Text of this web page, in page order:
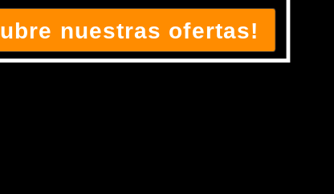
nuestras ofertas!